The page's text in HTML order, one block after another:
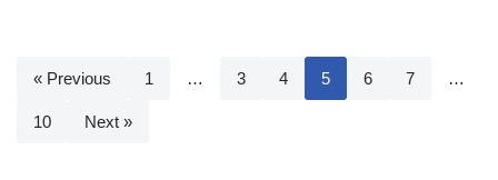
« Previous 1 … 3 4 5 6 7 …
10 Next »